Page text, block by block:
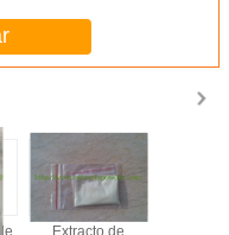
Extracto de